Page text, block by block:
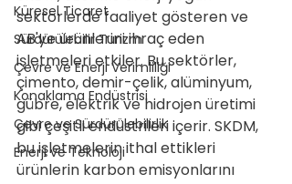
Küresel Ticaret
Sürdürülebilir Turizm
Çevre ve Enerji Verimliliği
Konaklama Endüstrisi
Çevre ve Sürdürülebilirlik
Enerji ve Teknoloji
sektörlerde faaliyet gösteren ve
AB'ye ürünlerini ihraç eden
işletmeleri etkiler. Bu sektörler,
çimento, demir-çelik, alüminyum,
gübre, elektrik ve hidrojen üretimi
gibi çeşitli endüstrileri içerir. SKDM,
bu işletmelerin ithal ettikleri
ürünlerin karbon emisyonlarını